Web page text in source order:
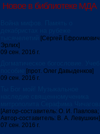
Новое в библиотеке МДА
[Сергей Ефроимович
Эрлих]
09 сен. 2016 г.
[прот. Олег Давыденков]
09 сен. 2016 г.
[Автор-составитель: О. И. Павлова;
Автор-составитель: В. А. Левушкин]
07 сен. 2016 г.